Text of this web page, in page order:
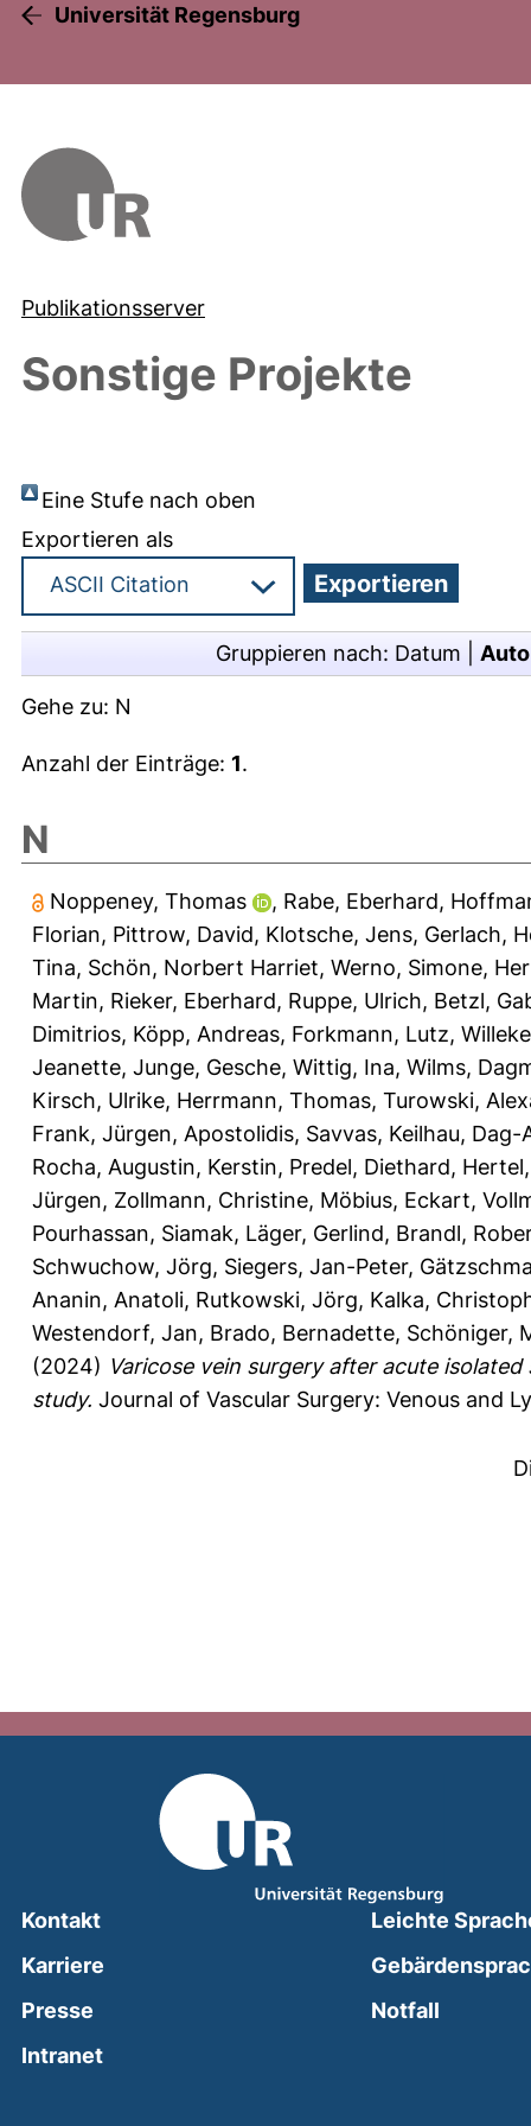
Universität Regensburg
Publikationsserver
Sonstige Projekte
Eine Stufe nach oben
Exportieren als
Gruppieren nach: Datum
Gehe zu: N
Anzahl der Einträge: 1.
N
Noppeney, Thomas , Rabe, Eberhard,
Florian, Pittrow, David, Klotsche, Jens, Gerlach,
Tina, Schön, Norbert Harriet, Werno, Simone,
Martin, Rieker, Eberhard, Ruppe, Ulrich, Betzl,
Dimitrios, Köpp, Andreas, Forkmann, Lutz,
Jeanette, Junge, Gesche, Wittig, Ina, Wilms,
Kirsch, Ulrike, Herrmann, Thomas, Turowski,
Frank, Jürgen, Apostolidis, Savvas, Keilhau, Dag-
Rocha, Augustin, Kerstin, Predel, Diethard,
Jürgen, Zollmann, Christine, Möbius, Eckart,
Pourhassan, Siamak, Läger, Gerlind, Brandl,
Schwuchow, Jörg, Siegers, Jan-Peter,
Ananin, Anatoli, Rutkowski, Jörg, Kalka,
Westendorf, Jan, Brado, Bernadette, Schöniger,
(2024) Varicose vein surgery after acute
study. Journal of Vascular Surgery: Venous and
Kontakt
Karriere
Presse
Intranet(external link, opens in a new window)
Leichte
Notfall